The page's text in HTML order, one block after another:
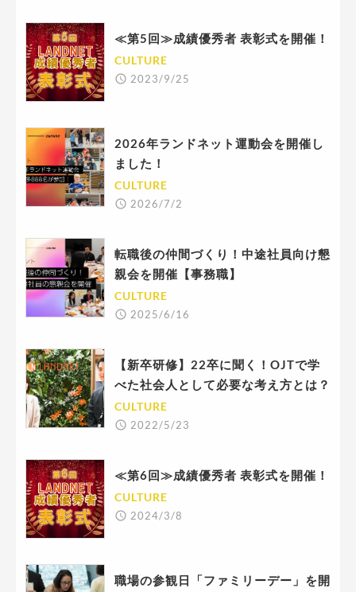
≪第5回≫成績優秀者 表彰式を開催！
CULTURE
2023/9/25
2026年ランドネット運動会を開催し
ました！
CULTURE
2026/7/2
転職後の仲間づくり！中途社員向け懇
親会を開催【事務職】
CULTURE
2025/6/16
【新卒研修】22卒に聞く！OJTで学
べた社会人として必要な考え方とは？
CULTURE
2022/5/23
≪第6回≫成績優秀者 表彰式を開催！
CULTURE
2024/3/8
職場の参観日「ファミリーデー」を開